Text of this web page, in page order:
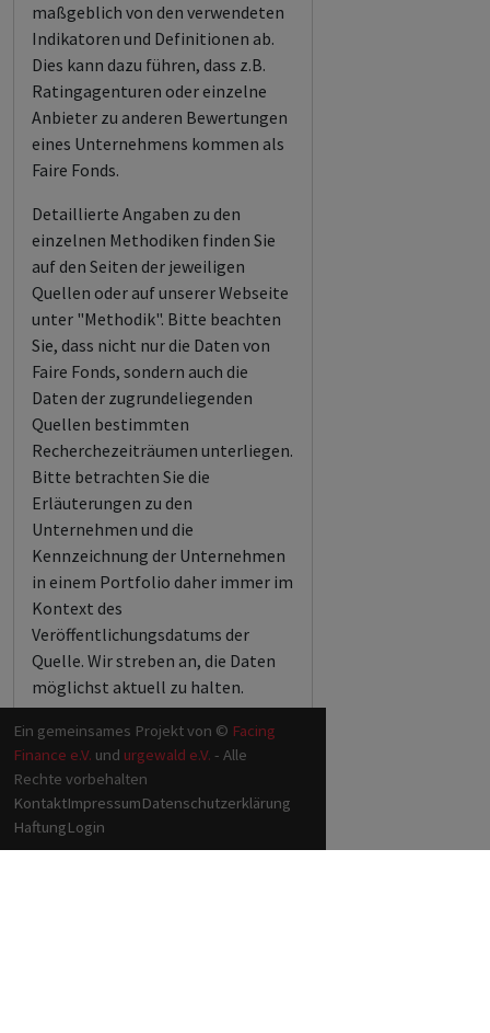
maßgeblich von den verwendeten
Indikatoren und Definitionen ab.
Dies kann dazu führen, dass z.B.
Ratingagenturen oder einzelne
Anbieter zu anderen Bewertungen
eines Unternehmens kommen als
Faire Fonds.
Detaillierte Angaben zu den
einzelnen Methodiken finden Sie
auf den Seiten der jeweiligen
Quellen oder auf unserer Webseite
unter "Methodik". Bitte beachten
Sie, dass nicht nur die Daten von
Faire Fonds, sondern auch die
Daten der zugrundeliegenden
Quellen bestimmten
Recherchezeiträumen unterliegen.
Bitte betrachten Sie die
Erläuterungen zu den
Unternehmen und die
Kennzeichnung der Unternehmen
in einem Portfolio daher immer im
Kontext des
Veröffentlichungsdatums der
Quelle. Wir streben an, die Daten
möglichst aktuell zu halten.
Ein gemeinsames Projekt von © Facing
Finance e.V. und urgewald e.V. - Alle
Rechte vorbehalten
KontaktImpressumDatenschutzerklärung
HaftungLogin